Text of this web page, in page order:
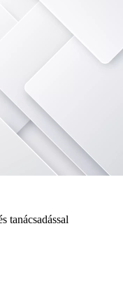
tanácsadással